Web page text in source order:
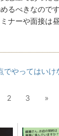
るべきなので
ナーや面接は
でやってはいけ
2 3 »